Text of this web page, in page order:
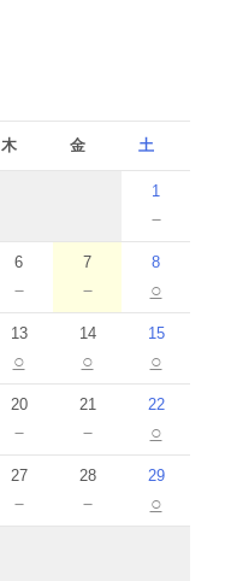
木 金 土
1
－
6
－
7
－
8
○
13
○
14
○
15
○
20
－
21
－
22
○
27
－
28
－
29
○